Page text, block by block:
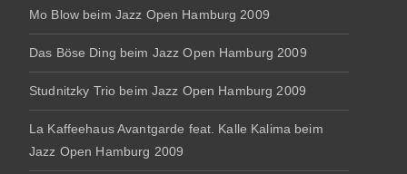
Mo Blow beim Jazz Open Hamburg 2009
Das Böse Ding beim Jazz Open Hamburg 2009
Studnitzky Trio beim Jazz Open Hamburg 2009
La Kaffeehaus Avantgarde feat. Kalle Kalima beim
Jazz Open Hamburg 2009